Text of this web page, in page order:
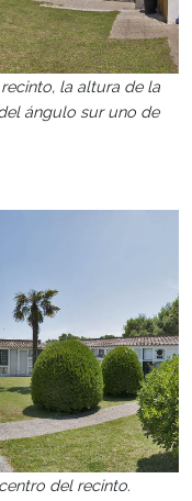
la altura de la
ángulo sur uno de
del recinto.